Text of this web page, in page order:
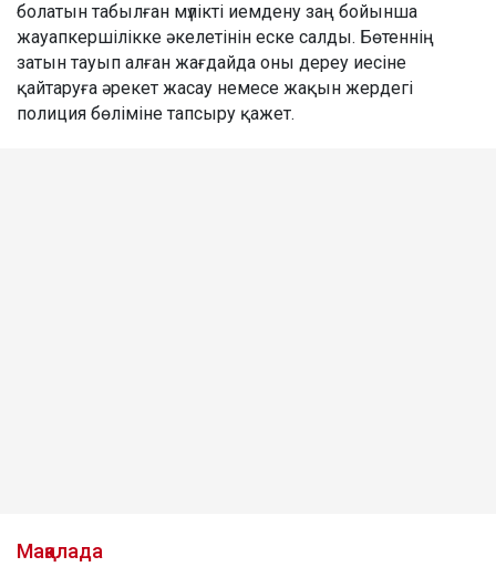
болатын табылған мүлікті иемдену заң бойынша
жауапкершілікке әкелетінін еске салды. Бөтеннің
затын тауып алған жағдайда оны дереу иесіне
қайтаруға әрекет жасау немесе жақын жердегі
полиция бөліміне тапсыру қажет.
Мақалада